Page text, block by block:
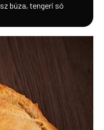
búza, tengeri só